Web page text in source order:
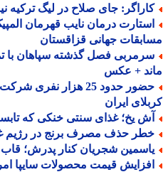
جای صلاح در لیگ ترکیه
درمان نایب قهرمان
جهانی قزاقستان
فصل گذشته سپاهان با
+ عکس
حضور حدود 25 هزار نفری
ایران
یخ؛ غذای سنتی خنکی که تابستان
حذف مصرف برنج در رژیم
شجریان کنار پدرش؛ قاب
قیمت محصولات سایپا امروز